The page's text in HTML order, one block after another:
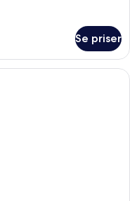
Se priser
med en stor säng, en